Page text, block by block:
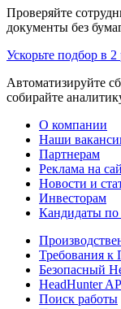
Проверяйте
документы без
Ускорьте подбор в 2
Автоматизируйте
собирайте
О компании
Наши
Партнерам
Реклама на
Новости и
Инвесторам
Кандидаты по
Требования к
Безопасный
HeadHunter
Поиск работы